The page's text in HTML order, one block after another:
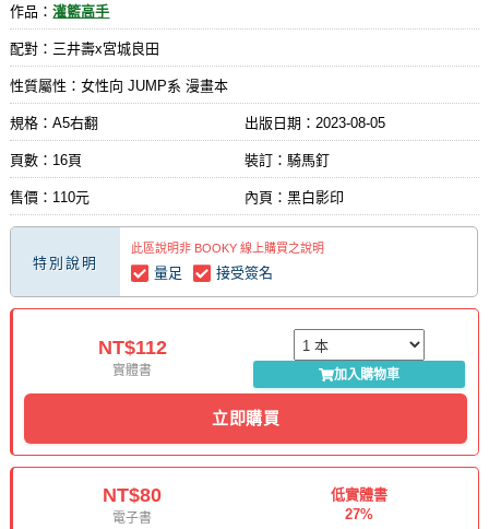
作品：灌籃高手
配對：三井壽x宮城良田
性質屬性：女性向 JUMP系 漫畫本
規格：A5右翻 出版日期： 2023-08-05
頁數：16頁 裝訂：騎馬釘
售價：110元 內頁：黑白影印
特別說明
此區說明非 BOOKY 線上購買之說明
量足 接受簽名
NT$112
實體書 加入購物車
立即購買
NT$80
電子書
低實體書
27%